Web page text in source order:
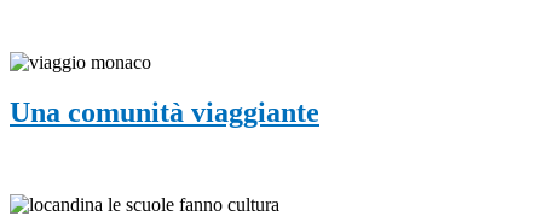
Una comunità viaggiante